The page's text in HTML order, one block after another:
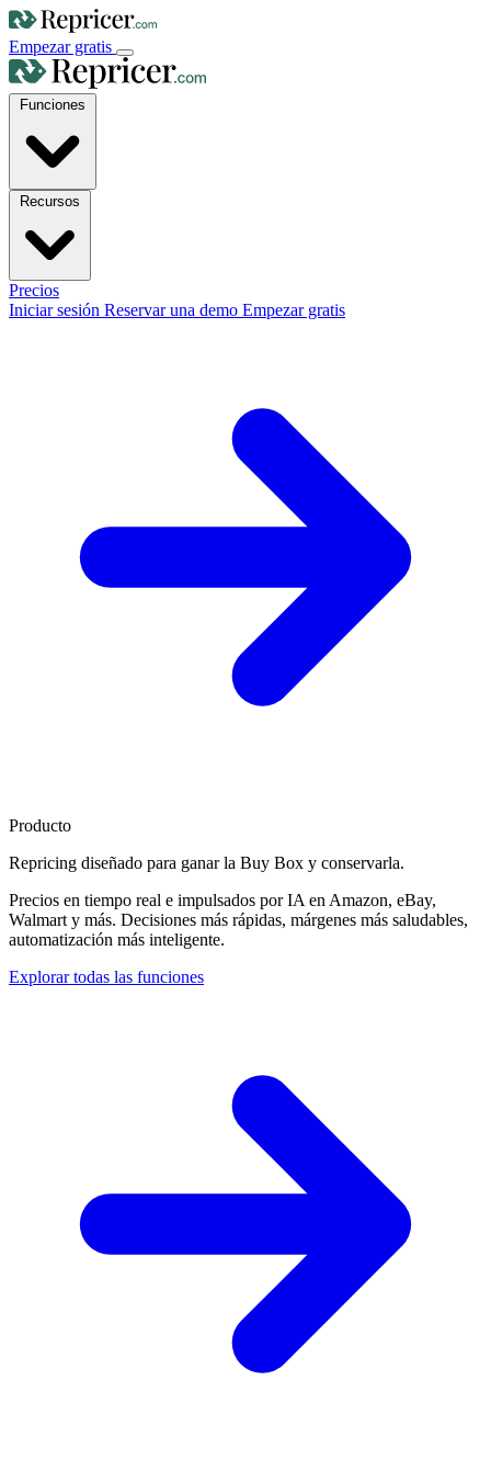
Empezar gratis
Precios
Iniciar sesión Reservar una demo Empezar gratis
Producto
Repricing diseñado para ganar la Buy Box y conservarla.
Precios en tiempo real e impulsados por IA en Amazon, eBay,
Walmart y más. Decisiones más rápidas, márgenes más saludables,
automatización más inteligente.
Explorar todas las funciones